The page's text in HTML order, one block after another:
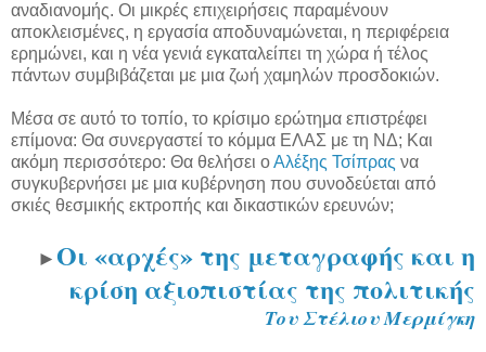
αναδιανομής. Οι μικρές επιχειρήσεις παραμένουν
αποκλεισμένες, η εργασία αποδυναμώνεται, η περιφέρεια
ερημώνει, και η νέα γενιά εγκαταλείπει τη χώρα ή τέλος
πάντων συμβιβάζεται με μια ζωή χαμηλών προσδοκιών.
Μέσα σε αυτό το τοπίο, το κρίσιμο ερώτημα επιστρέφει
επίμονα: Θα συνεργαστεί το κόμμα ΕΛΑΣ με τη ΝΔ; Και
ακόμη περισσότερο: Θα θελήσει οΑλέξης Τσίπρας να
συγκυβερνήσει με μια κυβέρνηση που συνοδεύεται από
σκιές θεσμικής εκτροπής και δικαστικών ερευνών;
►Οι «αρχές» της μεταγραφής και η
κρίση αξιοπιστίας της πολιτικής
Του Στέλιου Μερμίγκη